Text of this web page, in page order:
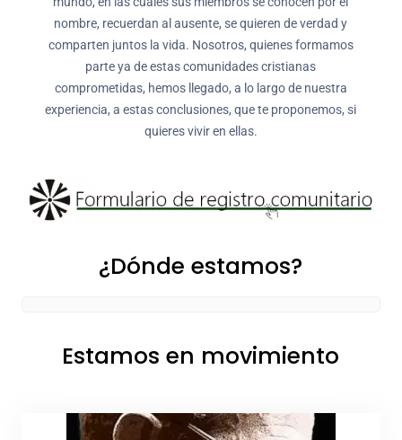
nombre, recuerdan al ausente, se quieren de verdad y
comparten juntos la vida. Nosotros, quienes formamos
parte ya de estas comunidades cristianas
comprometidas, hemos llegado, a lo largo de nuestra
experiencia, a estas conclusiones, que te proponemos, si
quieres vivir en ellas.
¿Dónde estamos?
Estamos en movimiento